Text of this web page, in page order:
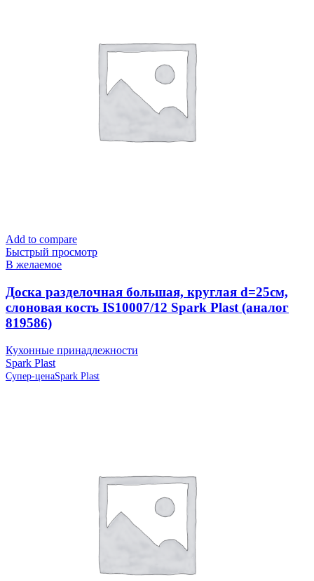
Add to compare
Быстрый просмотр
В желаемое
Доска разделочная большая, круглая d=25см,
слоновая кость IS10007/12 Spark Plast (аналог
819586)
Кухонные принадлежности
Spark Plast
Супер-ценаSpark Plast